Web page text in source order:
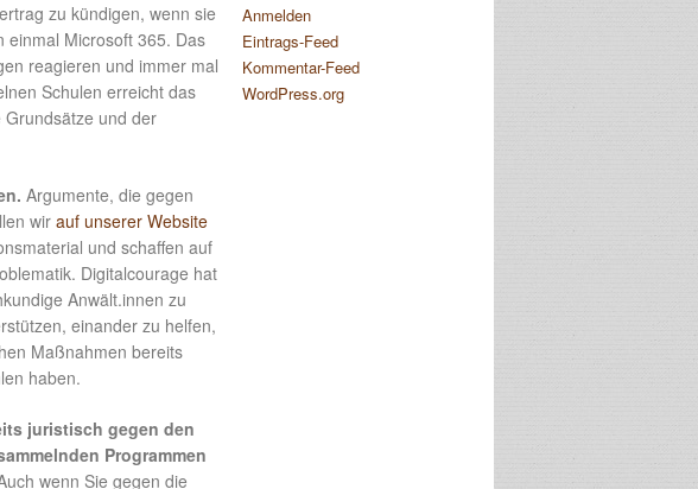
zu kündigen, wenn sie
einmal Microsoft 365. Das
reagieren und immer mal
Schulen erreicht das
und der
Argumente, die gegen
wir auf unserer Website
und schaffen auf
Digitalcourage hat
Anwält.innen zu
einander zu helfen,
Maßnahmen bereits
haben.
juristisch gegen den
Programmen
wenn Sie gegen die
Anmelden
Eintrags-Feed
Kommentar-Feed
WordPress.org